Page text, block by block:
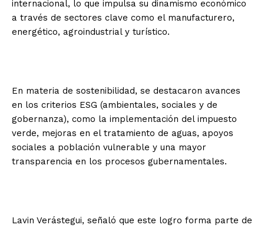
internacional, lo que impulsa su dinamismo económico
a través de sectores clave como el manufacturero,
energético, agroindustrial y turístico.
En materia de sostenibilidad, se destacaron avances
en los criterios ESG (ambientales, sociales y de
gobernanza), como la implementación del impuesto
verde, mejoras en el tratamiento de aguas, apoyos
sociales a población vulnerable y una mayor
transparencia en los procesos gubernamentales.
Lavin Verástegui, señaló que este logro forma parte de